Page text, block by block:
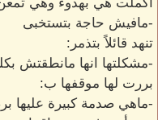
-مافيش حاجة بتستخبى
تنهد قائلاً بتذمر:
-مشكلتها انها مانطقتش
بررت لها موقفها ب:
-ماهي صدمة كبيرة عليها